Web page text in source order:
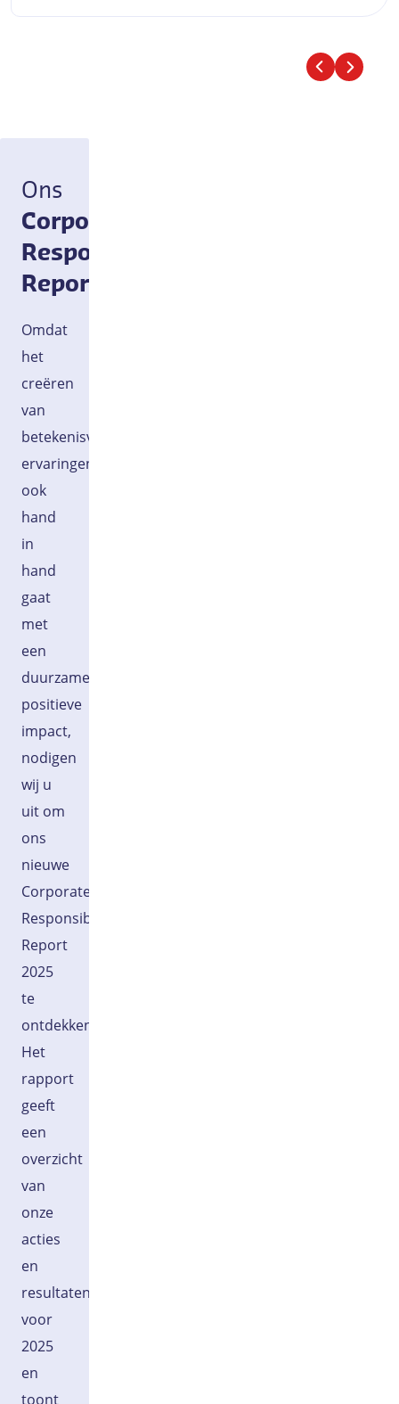
Ons
Corporate
Responsibility
Report
Omdat
het
creëren
van
betekenisvolle
ervaringen
ook
hand
in
hand
gaat
met
een
duurzame
positieve
impact,
nodigen
wij u
uit om
ons
nieuwe
Corporate
Responsibility
Report
2025
te
ontdekken.
Het
rapport
geeft
een
overzicht
van
onze
acties
en
resultaten
voor
2025
en
toont